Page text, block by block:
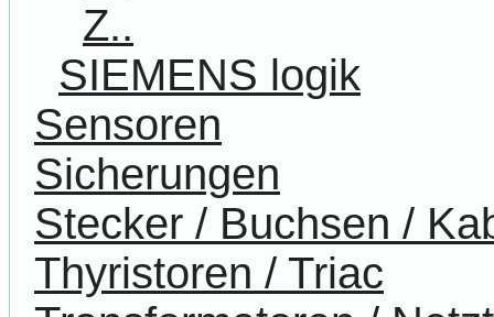
Z..
SIEMENS logik
Sensoren
Sicherungen
Stecker / Buchsen /
Thyristoren / Triac